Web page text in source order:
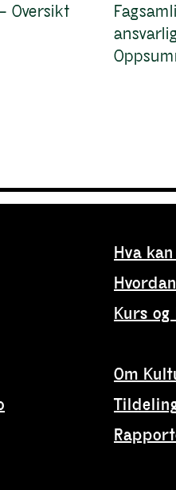
Oversikt
Hva
Kurs
Om